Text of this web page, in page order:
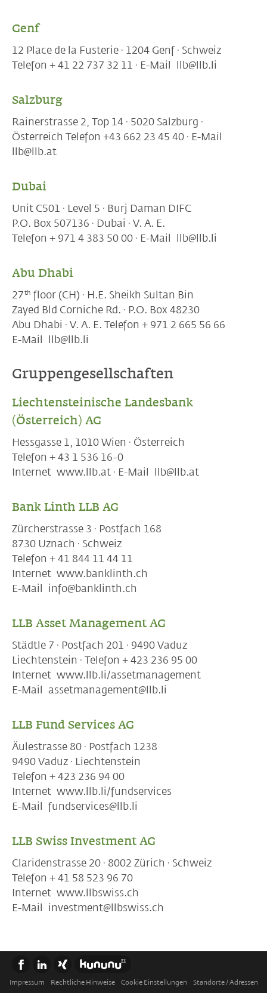
Genf
12 Place de la Fusterie · 1204 Genf · Schweiz
Telefon + 41 22 737 32 11 · E-Mail llb@llb.li
Salzburg
Rainerstrasse 2, Top 14 · 5020 Salzburg ·
Österreich Telefon +43 662 23 45 40 · E-Mail
llb@llb.at
Dubai
Unit C501 · Level 5 · Burj Daman DIFC
P.O. Box 507136 · Dubai · V. A. E.
Telefon + 971 4 383 50 00 · E-Mail llb@llb.li
Abu Dhabi
27th floor (CH) · H.E. Sheikh Sultan Bin
Zayed Bld Corniche Rd. · P.O. Box 48230
Abu Dhabi · V. A. E. Telefon + 971 2 665 56 66
E-Mail llb@llb.li
Gruppengesellschaften
Liechtensteinische Landesbank
(Österreich) AG
Hessgasse 1, 1010 Wien · Österreich
Telefon + 43 1 536 16-0
Internet www.llb.at · E-Mail llb@llb.at
Bank Linth LLB AG
Zürcherstrasse 3 · Postfach 168
8730 Uznach · Schweiz
Telefon + 41 844 11 44 11
Internet www.banklinth.ch
E-Mail info@banklinth.ch
LLB Asset Management AG
Städtle 7 · Postfach 201 · 9490 Vaduz
Liechtenstein · Telefon + 423 236 95 00
Internet www.llb.li/assetmanagement
E-Mail assetmanagement@llb.li
LLB Fund Services AG
Äulestrasse 80 · Postfach 1238
9490 Vaduz · Liechtenstein
Telefon + 423 236 94 00
Internet www.llb.li/fundservices
E-Mail fundservices@llb.li
LLB Swiss Investment AG
Claridenstrasse 20 · 8002 Zürich · Schweiz
Telefon + 41 58 523 96 70
Internet www.llbswiss.ch
E-Mail investment@llbswiss.ch
Impressum Rechtliche Hinweise Cookie Einstellungen
Standorte / Adressen